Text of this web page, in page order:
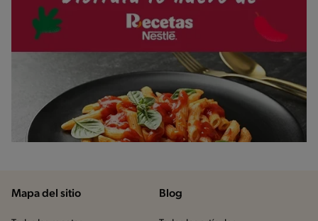
Mapa del sitio Blog